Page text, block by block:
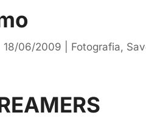
|18/06/2009 Fotografia,